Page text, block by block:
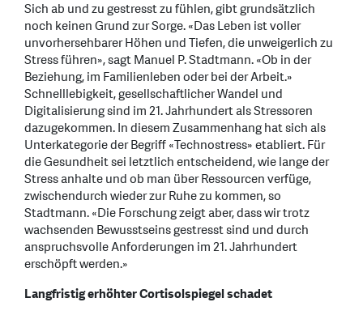
Sich ab und zu gestresst zu fühlen, gibt grundsätzlich
noch keinen Grund zur Sorge. «Das Leben ist voller
unvorhersehbarer Höhen und Tiefen, die unweigerlich zu
Stress führen», sagt Manuel P. Stadtmann. «Ob in der
Beziehung, im Familienleben oder bei der Arbeit.»
Schnelllebigkeit, gesellschaftlicher Wandel und
Digitalisierung sind im 21. Jahrhundert als Stressoren
dazugekommen. In diesem Zusammenhang hat sich als
Unterkategorie der Begriff «Technostress» etabliert. Für
die Gesundheit sei letztlich entscheidend, wie lange der
Stress anhalte und ob man über Ressourcen verfüge,
zwischendurch wieder zur Ruhe zu kommen, so
Stadtmann. «Die Forschung zeigt aber, dass wir trotz
wachsenden Bewusstseins gestresst sind und durch
anspruchsvolle Anforderungen im 21. Jahrhundert
erschöpft werden.»
Langfristig erhöhter Cortisolspiegel schadet